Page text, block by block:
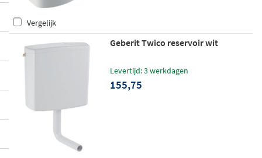
Vergelijk
Geberit Twico reservoir wit
Levertijd: 3 werkdagen
155,75